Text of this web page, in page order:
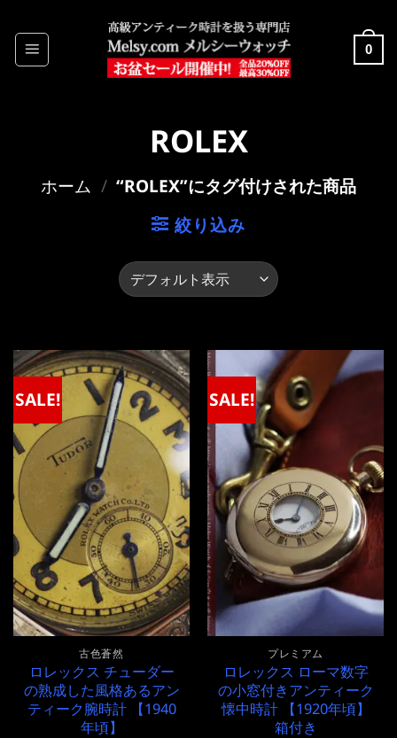
to
content
0
ROLEX
ホーム / “ROLEX”にタグ付けされた商品
絞り込み
SALE!
古色蒼然
ロレックス チューダー
の熟成した風格あるアン
ティーク腕時計 【1940
年頃】
SALE!
プレミアム
ロレックス ローマ数字
の小窓付きアンティーク
懐中時計 【1920年頃】
箱付き